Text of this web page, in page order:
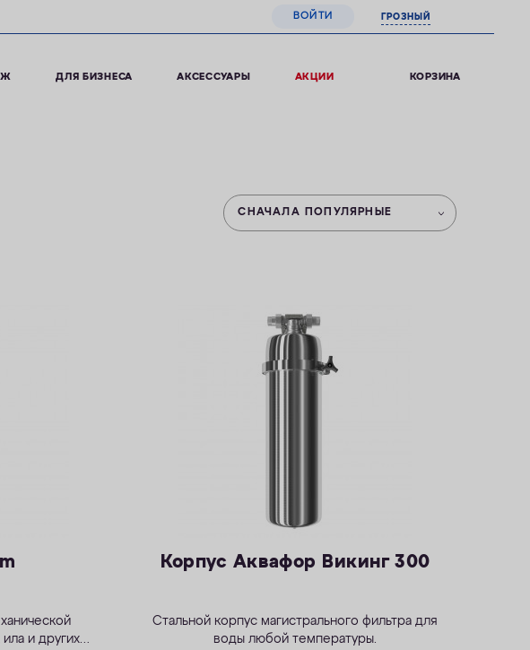
ВОЙТИ ГРОЗНЫЙ
ДЛЯ БИЗНЕСА АКСЕССУАРЫ АКЦИИ КОРЗИНА
СНАЧАЛА ПОПУЛЯРНЫЕ
и других
Корпус Аквафор Викинг 300
Стальной корпус магистрального фильтра для
воды любой температуры.